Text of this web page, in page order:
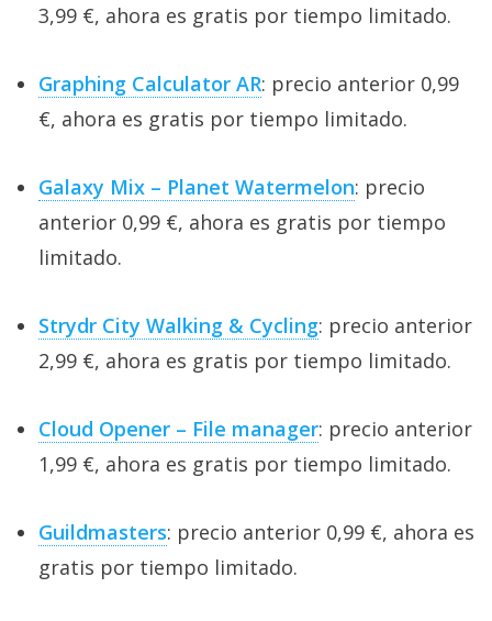
3,99 €, ahora es gratis por tiempo limitado.
Graphing Calculator AR: precio anterior 0,99
€, ahora es gratis por tiempo limitado.
Galaxy Mix – Planet Watermelon: precio
anterior 0,99 €, ahora es gratis por tiempo
limitado.
Strydr City Walking & Cycling: precio anterior
2,99 €, ahora es gratis por tiempo limitado.
Cloud Opener – File manager: precio anterior
1,99 €, ahora es gratis por tiempo limitado.
Guildmasters: precio anterior 0,99 €, ahora es
gratis por tiempo limitado.